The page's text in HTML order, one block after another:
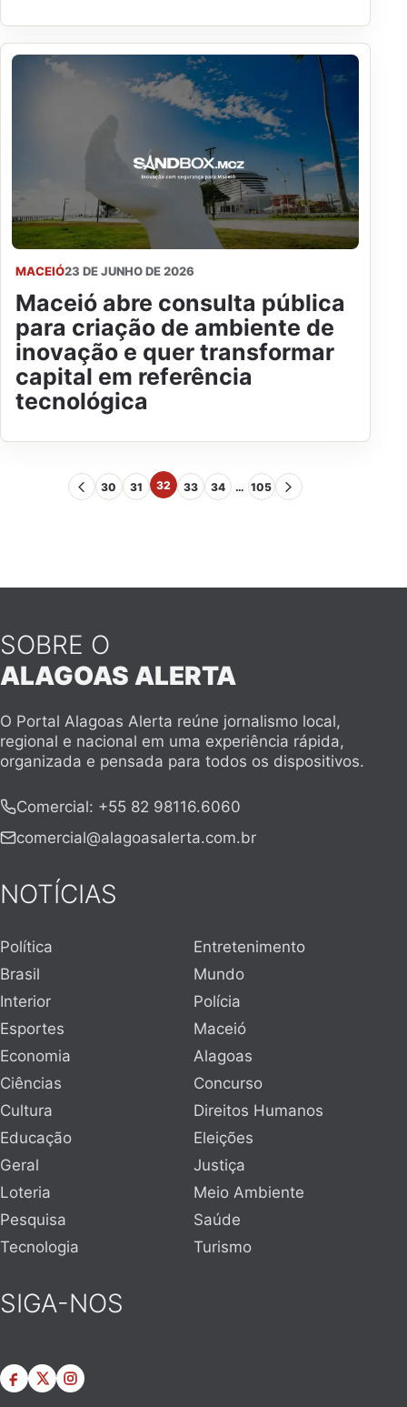
MACEIÓ23 DE JUNHO DE 2026
Maceió abre consulta pública
para criação de ambiente de
inovação e quer transformar
capital em referência
tecnológica
30 31 32 33 34 … 105
SOBRE O
ALAGOAS ALERTA
O Portal Alagoas Alerta reúne jornalismo local,
regional e nacional em uma experiência rápida,
organizada e pensada para todos os dispositivos.
Comercial: +55 82 98116.6060
comercial@alagoasalerta.com.br
NOTÍCIAS
Política
Entretenimento
Brasil
Mundo
Interior
Polícia
Esportes
Maceió
Economia
Alagoas
Ciências
Concurso
Cultura
Direitos Humanos
Educação
Eleições
Geral
Justiça
Loteria
Meio Ambiente
Pesquisa
Saúde
Tecnologia
Turismo
SIGA-NOS